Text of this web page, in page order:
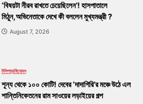
‘বিষয়টা নীরব রাখতে চেয়েছিলেন’! হাসপাতালে
মিঠুন,অভিনেতাকে দেখে কী বললেন মুখ্যমন্ত্রী ?
August 7, 2026
টলিপাড়াবিনোদন
শূন্য থেকে ১০০ কোটি! দেবের ‘দাদাগিরি’র মঞ্চে উঠে এল
শান্তিনিকেতনের রাম সাওয়ের লড়াইয়ের গল্প